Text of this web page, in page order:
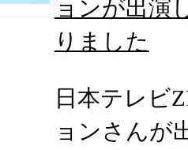
ョンが出演
りました
日本テレビ
ョンさんが